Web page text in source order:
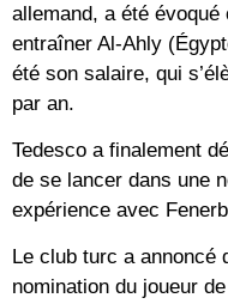
allemand, a été
entraîner Al-Ahly
été son salaire, qui
par an.
Tedesco a finalement
de se lancer dans une
expérience avec
Le club turc a annoncé
nomination du joueur